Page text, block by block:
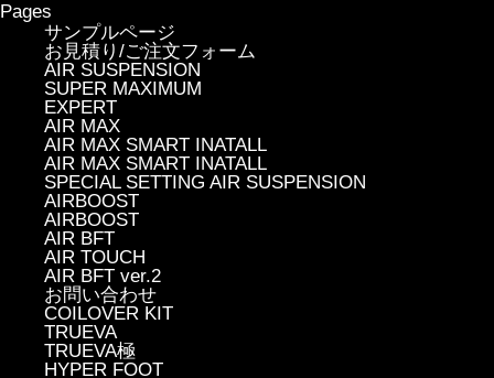
Pages
サンプルページ
お見積り/ご注文フォーム
AIR SUSPENSION
SUPER MAXIMUM
EXPERT
AIR MAX
AIR MAX SMART INATALL
AIR MAX SMART INATALL
SPECIAL SETTING AIR SUSPENSION
AIRBOOST
AIRBOOST
AIR BFT
AIR TOUCH
AIR BFT ver.2
お問い合わせ
COILOVER KIT
TRUEVA
TRUEVA極
HYPER FOOT